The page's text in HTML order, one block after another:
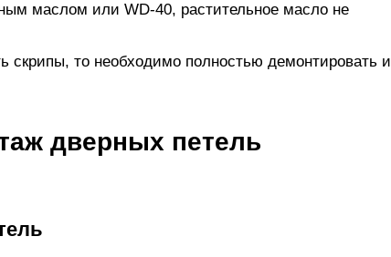
маслом или WD-40, растительное масло не
скрипы, то необходимо полностью демонтировать и
дверных петель